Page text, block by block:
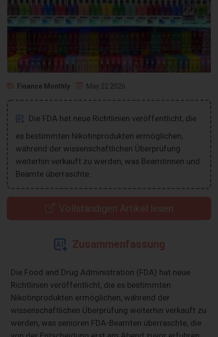
Finance Monthly May 22 2026
Die FDA hat neue Richtlinien veröffentlicht, die
es bestimmten Nikotinprodukten ermöglichen,
während der wissenschaftlichen Überprüfung
weiterhin verkauft zu werden, was Beamtinnen und
Beamte überraschte.
Vollständigen Artikel lesen
Zusammenfassung
Die Food and Drug Administration (FDA) hat neue
Richtlinien veröffentlicht, die es bestimmten
Nikotinprodukten ermöglichen, während der
wissenschaftlichen Überprüfung weiterhin verkauft zu
werden, was senioren FDA-Beamten überraschte, die